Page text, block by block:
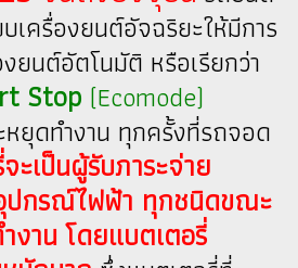
เครื่องยนต์อัจฉริยะให้มีการ
ยนต์อัตโนมัติ หรือเรียกว่า
Stop (Ecomode)
ยุดทำงาน ทุกครั้งที่รถจอด
ะเป็นผู้รับภาระจ่าย
ปกรณ์ไฟฟ้า ทุกชนิดขณะ
งาน โดยแบตเตอรี่